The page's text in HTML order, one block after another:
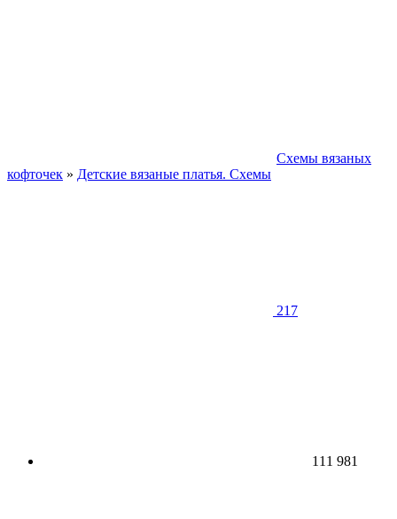
Схемы вязаных
кофточек » Детские вязаные платья. Схемы
217
111 981